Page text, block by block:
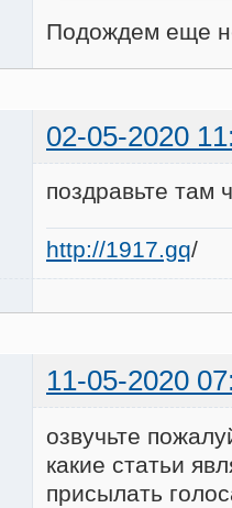
Подождем еще
02-05-2020
поздравьте там
http://1917.gq/
11-05-2020
озвучьте
какие статьи
присылать